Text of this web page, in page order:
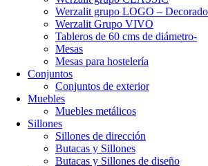
Werzalit grupo LOGO –
Werzalit Grupo VIVO
Tableros de 60 cms de diámetro-
Mesas
Mesas para hostelería
Conjuntos
Conjuntos de exterior
Muebles
Muebles metálicos
Sillones
Sillones de dirección
Butacas y Sillones
Butacas y Sillones de diseño